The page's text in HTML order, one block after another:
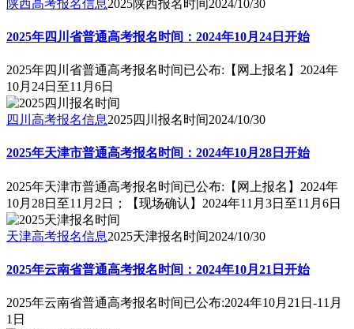
陕西高考报名信息2025陕西报名时间 2024/10/30
2025年四川省普通高考报名时间：2024年10月24日开始
2025年四川省普通高考报名时间已公布:【网上报名】2024年
10月24日至11月6日
四川高考报名信息2025四川报名时间2024/10/30
2025年天津市普通高考报名时间：2024年10月28日开始
2025年天津市普通高考报名时间已公布:【网上报名】2024年
10月28日至11月2日；【现场确认】2024年11月3日至11月6日
天津高考报名信息2025天津报名时间2024/10/30
2025年云南省普通高考报名时间：2024年10月21日开始
2025年云南省普通高考报名时间已公布:2024年10月21日-11月
1日